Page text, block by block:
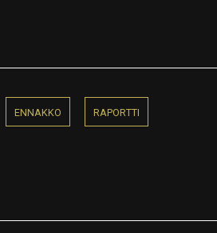
ENNAKKO RAPORTTI